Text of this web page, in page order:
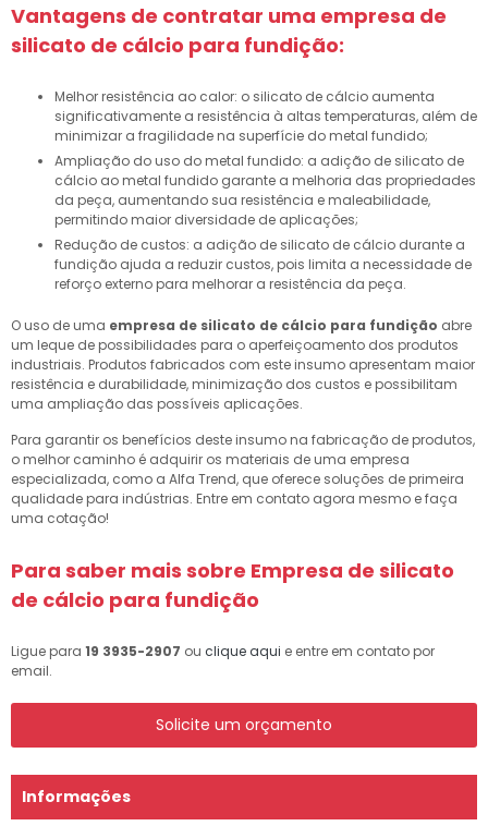
Vantagens de contratar uma empresa de
silicato de cálcio para fundição:
Melhor resistência ao calor: o silicato de cálcio aumenta
significativamente a resistência à altas temperaturas, além de
minimizar a fragilidade na superfície do metal fundido;
Ampliação do uso do metal fundido: a adição de silicato de
cálcio ao metal fundido garante a melhoria das propriedades
da peça, aumentando sua resistência e maleabilidade,
permitindo maior diversidade de aplicações;
Redução de custos: a adição de silicato de cálcio durante a
fundição ajuda a reduzir custos, pois limita a necessidade de
reforço externo para melhorar a resistência da peça.
O uso de uma empresa de silicato de cálcio para fundição abre
um leque de possibilidades para o aperfeiçoamento dos produtos
industriais. Produtos fabricados com este insumo apresentam maior
resistência e durabilidade, minimização dos custos e possibilitam
uma ampliação das possíveis aplicações.
Para garantir os benefícios deste insumo na fabricação de produtos,
o melhor caminho é adquirir os materiais de uma empresa
especializada, como a Alfa Trend, que oferece soluções de primeira
qualidade para indústrias. Entre em contato agora mesmo e faça
uma cotação!
Para saber mais sobre Empresa de silicato
de cálcio para fundição
Ligue para 19 3935-2907 ou clique aqui e entre em contato por
email.
Solicite um orçamento
Informações